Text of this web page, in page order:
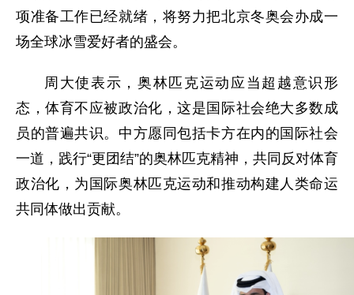
项准备工作已经就绪，将努力把北京冬奥会办成一
场全球冰雪爱好者的盛会。
周大使表示，奥林匹克运动应当超越意识形
态，体育不应被政治化，这是国际社会绝大多数成
员的普遍共识。中方愿同包括卡方在内的国际社会
一道，践行“更团结”的奥林匹克精神，共同反对体育
政治化，为国际奥林匹克运动和推动构建人类命运
共同体做出贡献。